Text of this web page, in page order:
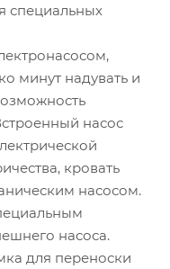
специальных
минут надувать и
насос
кровать
насосом.
насоса.
для переноски